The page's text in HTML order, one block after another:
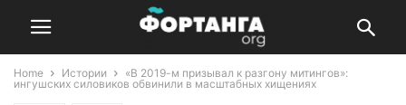
Home Истории
«В 2019-м призывал к разгону митингов»:
ингушских силовиков обвинили в масштабных хищениях